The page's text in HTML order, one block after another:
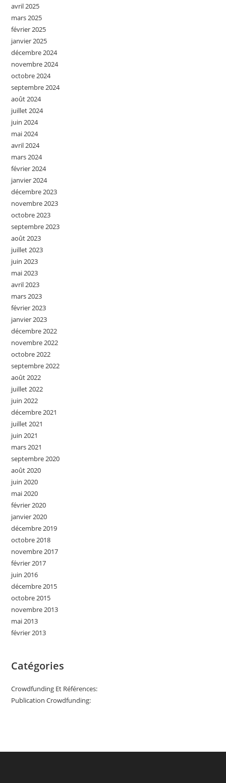
avril 2025
mars 2025
février 2025
janvier 2025
décembre 2024
novembre 2024
octobre 2024
septembre 2024
août 2024
juillet 2024
juin 2024
mai 2024
avril 2024
mars 2024
février 2024
janvier 2024
décembre 2023
novembre 2023
octobre 2023
septembre 2023
août 2023
juillet 2023
juin 2023
mai 2023
avril 2023
mars 2023
février 2023
janvier 2023
décembre 2022
novembre 2022
octobre 2022
septembre 2022
août 2022
juillet 2022
juin 2022
décembre 2021
juillet 2021
juin 2021
mars 2021
septembre 2020
août 2020
juin 2020
mai 2020
février 2020
janvier 2020
décembre 2019
octobre 2018
novembre 2017
février 2017
juin 2016
décembre 2015
octobre 2015
novembre 2013
mai 2013
février 2013
Catégories
Crowdfunding Et Références:
Publication Crowdfunding: